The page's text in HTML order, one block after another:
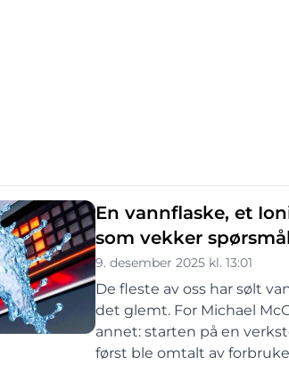
En vannflaske, et
som vekker
9. desember 2025 kl. 13:01
De fleste av oss har sølt
det glemt. For Michael
annet: starten på en
først ble omtalt av